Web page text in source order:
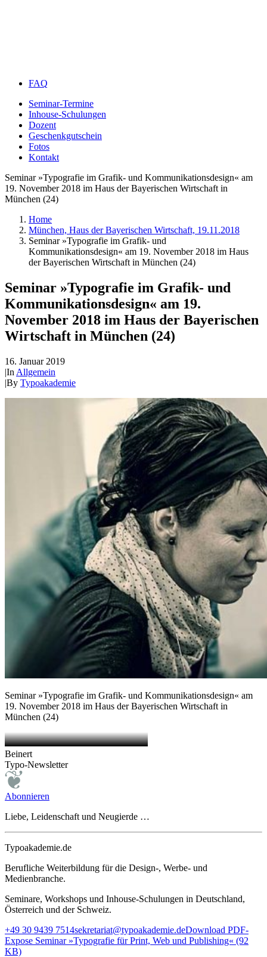
FAQ
Seminar-Termine
Inhouse-Schulungen
Dozent
Geschenkgutschein
Fotos
Kontakt
Seminar »Typografie im Grafik- und Kommunikationsdesign« am
19. November 2018 im Haus der Bayerischen Wirtschaft in
München (24)
Home
München, Haus der Bayerischen Wirtschaft, 19.11.2018
Seminar »Typografie im Grafik- und
Kommunikationsdesign« am 19. November 2018 im Haus
der Bayerischen Wirtschaft in München (24)
Seminar »Typografie im Grafik- und
Kommunikationsdesign« am 19.
November 2018 im Haus der Bayerischen
Wirtschaft in München (24)
16. Januar 2019
|In Allgemein
|By Typoakademie
Seminar »Typografie im Grafik- und Kommunikationsdesign« am
19. November 2018 im Haus der Bayerischen Wirtschaft in
München (24)
Beinert
Typo-Newsletter
Abonnieren
Liebe, Leidenschaft und Neugierde …
Typoakademie.de
Berufliche Weiterbildung für die Design-, Werbe- und
Medienbranche.
Seminare, Workshops und Inhouse-Schulungen in Deutschland,
Österreich und der Schweiz.
+49 30 9439 7514sekretariat@typoakademie.deDownload PDF-
Expose Seminar »Typografie für Print, Web und Publishing« (92
KB)